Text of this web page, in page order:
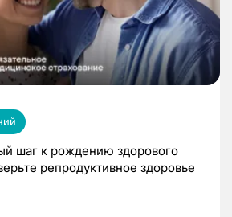
шаг к рождению здорового
репродуктивное здоровье